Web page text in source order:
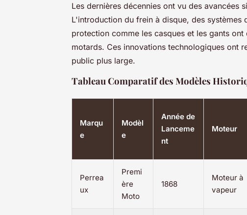
Les dernières décennies ont vu des avancées
L'introduction du frein à disque, des systèmes
protection comme les casques et les gants
motards. Ces innovations technologiques ont
public plus large.
Tableau Comparatif des Modèles
Marqu
e
Modèl
e
Année de
Lanceme
nt
Moteur
Perrea
ux
Premi
ère
Moto
1868
Moteur à
vapeur